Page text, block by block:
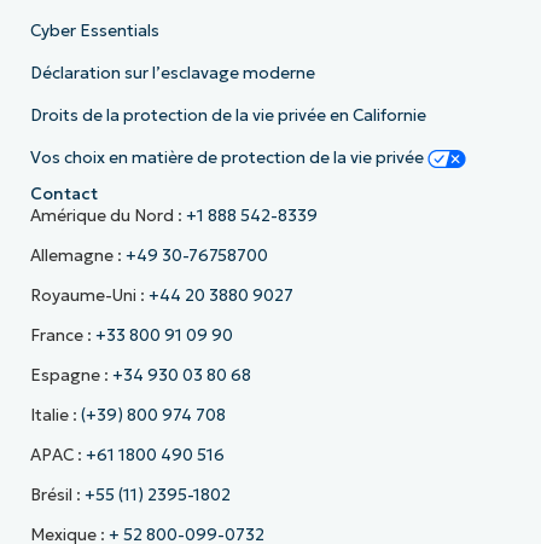
Cyber Essentials
Déclaration sur l’esclavage moderne
Droits de la protection de la vie privée en Californie
Vos choix en matière de protection de la vie privée
Contact
Amérique du Nord : +1 888 542-8339
Allemagne : +49 30-76758700
Royaume-Uni : +44 20 3880 9027
France : +33 800 91 09 90
Espagne : +34 930 03 80 68
Italie : (+39) 800 974 708
APAC : +61 1800 490 516
Brésil : +55 (11) 2395-1802
Mexique : + 52 800-099-0732